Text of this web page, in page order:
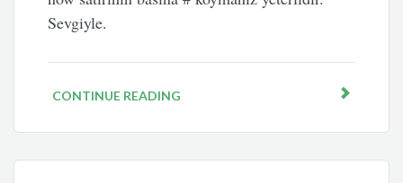
Sevgiyle.
CONTINUE READING